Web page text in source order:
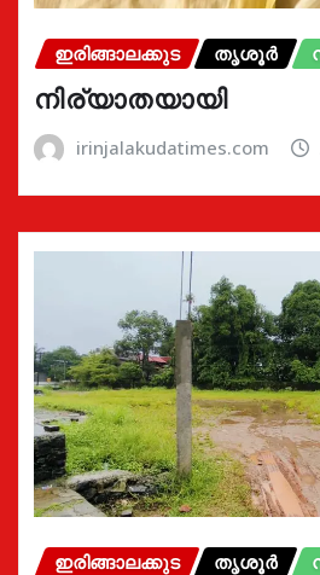
ഇരിങ്ങാലക്കുട തൃശൂർ
നിര്യാതയായി
irinjalakudatimes.com
ഇരിങ്ങാലക്കുട തൃശൂർ